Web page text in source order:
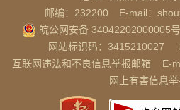
邮编：232200
E-mail：
皖公网安备 34042202000005号
网站标识码：3415210027
互联网违法和不良信息举报邮箱
E-
网上有害信息